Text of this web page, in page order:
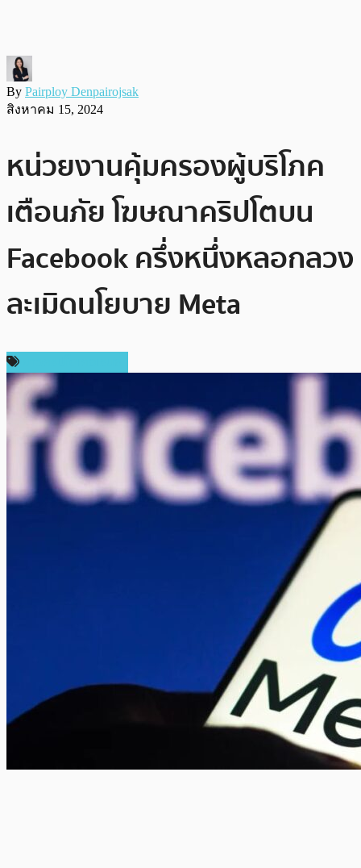
By Pairploy Denpairojsak
สิงหาคม 15, 2024
หน่วยงานคุ้มครองผู้บริโภค
เตือนภัย โฆษณาคริปโตบน
Facebook ครึ่งหนึ่งหลอกลวง
ละเมิดนโยบาย Meta